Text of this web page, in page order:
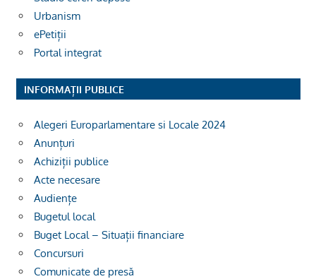
Urbanism
ePetiții
Portal integrat
INFORMAȚII PUBLICE
Alegeri Europarlamentare si Locale 2024
Anunțuri
Achiziții publice
Acte necesare
Audiențe
Bugetul local
Buget Local – Situații financiare
Concursuri
Comunicate de presă